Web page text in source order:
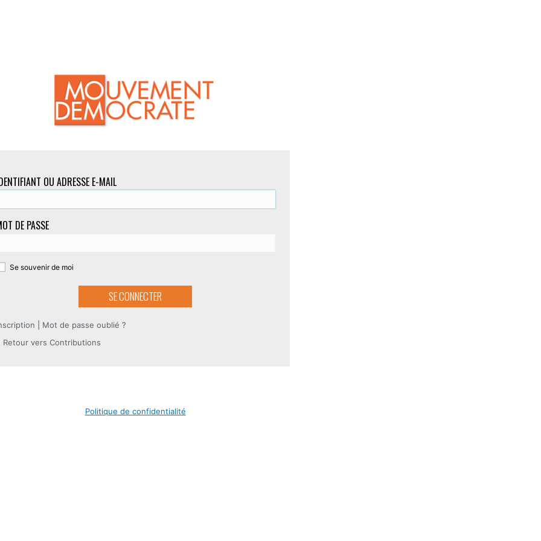
OU ADRESSE E-MAIL
DE PASSE
Se souvenir de moi
Mot de passe oublié ?
vers Contributions
Politique de confidentialité